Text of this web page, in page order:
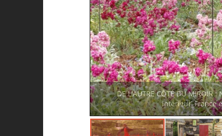
DE L'AUTRE CÔTÉ DU MIROIR
intérieur_France